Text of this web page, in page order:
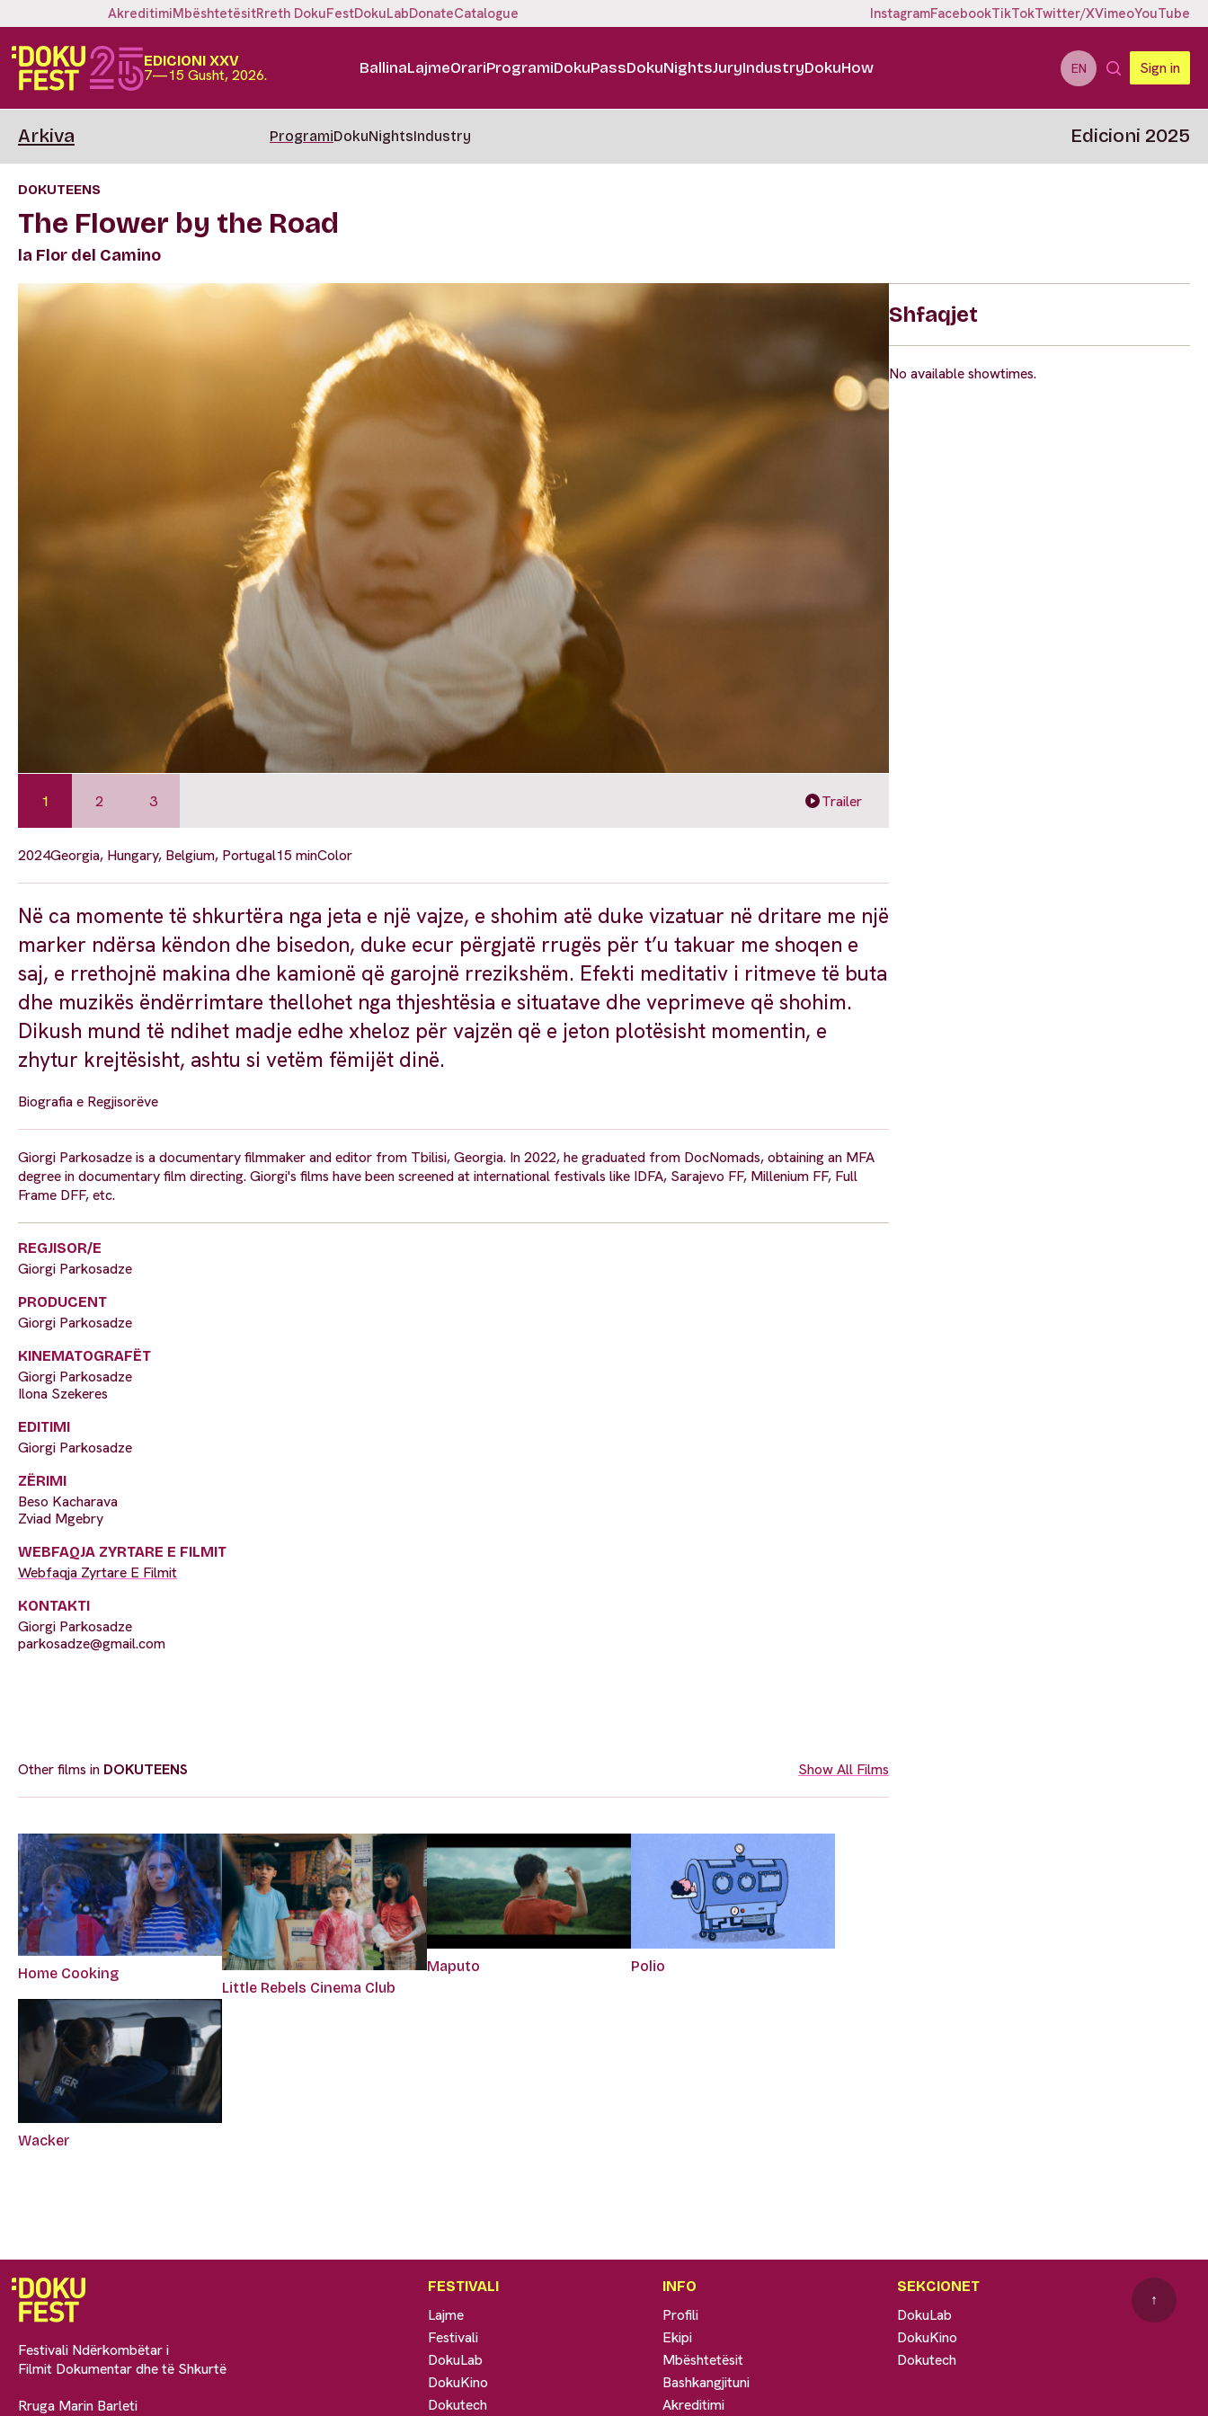
AkreditimiMbështetësitRreth DokuFestDokuLabDonateCatalogue InstagramFacebookTikTokTwitter/XVimeoYouTube
EDICIONI XXV
7—15 Gusht, 2026. BallinaLajmeOrariProgramiDokuPassDokuNightsJuryIndustryDokuHow EN Sign in
Arkiva ProgramiDokuNightsIndustry Edicioni 2025
DOKUTEENS
The Flower by the Road
la Flor del Camino
1 2 3 Trailer
2024Georgia, Hungary, Belgium, Portugal15 minColor
Në ca momente të shkurtëra nga jeta e një vajze, e shohim atë duke vizatuar në dritare me një
marker ndërsa këndon dhe bisedon, duke ecur përgjatë rrugës për t’u takuar me shoqen e
saj, e rrethojnë makina dhe kamionë që garojnë rrezikshëm. Efekti meditativ i ritmeve të buta
dhe muzikës ëndërrimtare thellohet nga thjeshtësia e situatave dhe veprimeve që shohim.
Dikush mund të ndihet madje edhe xheloz për vajzën që e jeton plotësisht momentin, e
zhytur krejtësisht, ashtu si vetëm fëmijët dinë.
Biografia e Regjisorëve
Giorgi Parkosadze is a documentary filmmaker and editor from Tbilisi, Georgia. In 2022, he graduated from DocNomads, obtaining an MFA
degree in documentary film directing. Giorgi's films have been screened at international festivals like IDFA, Sarajevo FF, Millenium FF, Full
Frame DFF, etc.
REGJISOR/E
Giorgi Parkosadze
PRODUCENT
Giorgi Parkosadze
KINEMATOGRAFËT
Giorgi Parkosadze
Ilona Szekeres
EDITIMI
Giorgi Parkosadze
ZËRIMI
Beso Kacharava
Zviad Mgebry
WEBFAQJA ZYRTARE E FILMIT
Webfaqja Zyrtare E Filmit
KONTAKTI
Giorgi Parkosadze
parkosadze@gmail.com
Other films in DOKUTEENS Show All Films
Home Cooking
Little Rebels Cinema Club
Maputo Polio
Wacker
Shfaqjet
No available showtimes.
Festivali Ndërkombëtar i
Filmit Dokumentar dhe të Shkurtë
Rruga Marin Barleti
FESTIVALI
Lajme
Festivali
DokuLab
DokuKino
Dokutech
INFO
Profili
Ekipi
Mbështetësit
Bashkangjituni
Akreditimi
SEKCIONET
DokuLab
DokuKino
Dokutech
↑